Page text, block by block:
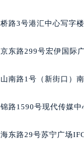
郑州市二七区铭功路10
沈阳市沈河区中街路
乌鲁木齐市天山区红山
哈尔滨市道里区友谊西
佛山市禅城区季华五路
路3号港汇中心写字
京东路299号宏伊国际
南路1号（新街口）
路1590号现代传媒
东路29号苏宁广场